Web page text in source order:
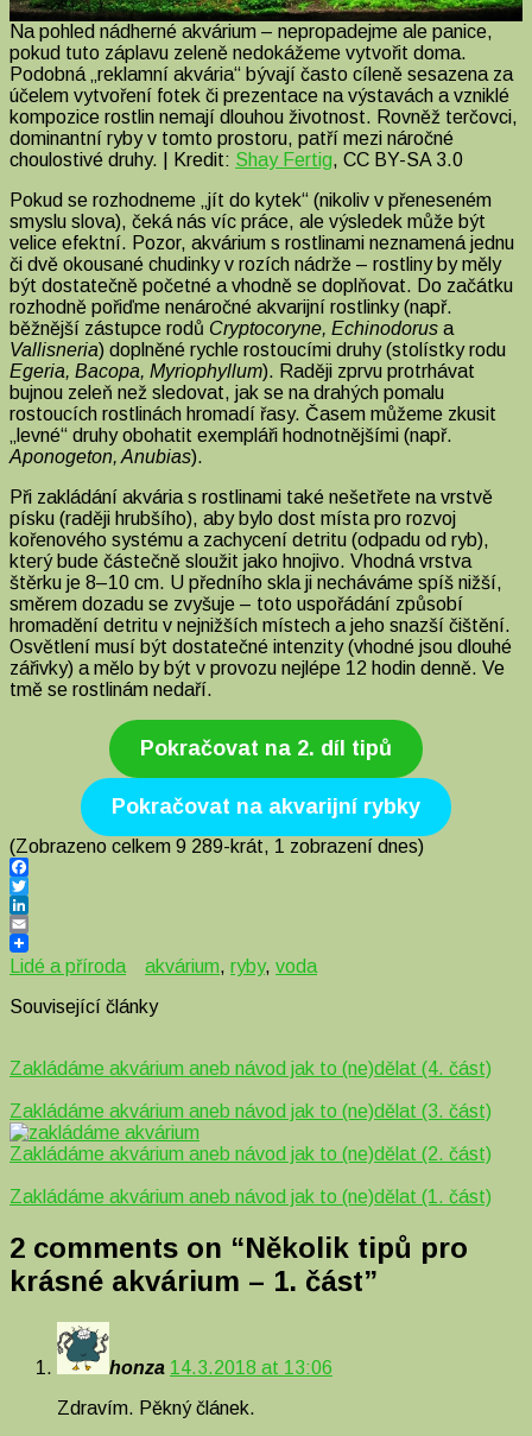
Na pohled nádherné akvárium – nepropadejme ale panice,
pokud tuto záplavu zeleně nedokážeme vytvořit doma.
Podobná „reklamní akvária“ bývají často cíleně sesazena za
účelem vytvoření fotek či prezentace na výstavách a vzniklé
kompozice rostlin nemají dlouhou životnost. Rovněž terčovci,
dominantní ryby v tomto prostoru, patří mezi náročné
choulostivé druhy. | Kredit: Shay Fertig, CC BY-SA 3.0
Pokud se rozhodneme „jít do kytek“ (nikoliv v přeneseném
smyslu slova), čeká nás víc práce, ale výsledek může být
velice efektní. Pozor, akvárium s rostlinami neznamená jednu
či dvě okousané chudinky v rozích nádrže – rostliny by měly
být dostatečně početné a vhodně se doplňovat. Do začátku
rozhodně pořiďme nenáročné akvarijní rostlinky (např.
běžnější zástupce rodů Cryptocoryne, Echinodorus a
Vallisneria) doplněné rychle rostoucími druhy (stolístky rodu
Egeria, Bacopa, Myriophyllum). Raději zprvu protrhávat
bujnou zeleň než sledovat, jak se na drahých pomalu
rostoucích rostlinách hromadí řasy. Časem můžeme zkusit
„levné“ druhy obohatit exempláři hodnotnějšími (např.
Aponogeton, Anubias).
Při zakládání akvária s rostlinami také nešetřete na vrstvě
písku (raději hrubšího), aby bylo dost místa pro rozvoj
kořenového systému a zachycení detritu (odpadu od ryb),
který bude částečně sloužit jako hnojivo. Vhodná vrstva
štěrku je 8–10 cm. U předního skla ji necháváme spíš nižší,
směrem dozadu se zvyšuje – toto uspořádání způsobí
hromadění detritu v nejnižších místech a jeho snazší čištění.
Osvětlení musí být dostatečné intenzity (vhodné jsou dlouhé
zářivky) a mělo by být v provozu nejlépe 12 hodin denně. Ve
tmě se rostlinám nedaří.
Pokračovat na 2. díl tipů
Pokračovat na akvarijní rybky
(Zobrazeno celkem 9 289-krát, 1 zobrazení dnes)
Facebook
Twitter
LinkedIn
Email
Lidé a příroda
akvárium, ryby, voda
Související články
Zakládáme akvárium aneb návod jak to (ne)dělat (4. část)
Zakládáme akvárium aneb návod jak to (ne)dělat (3. část)
Zakládáme akvárium aneb návod jak to (ne)dělat (2. část)
Zakládáme akvárium aneb návod jak to (ne)dělat (1. část)
2 comments on “Několik tipů pro
krásné akvárium – 1. část”
honza 14.3.2018 at 13:06
Zdravím. Pěkný článek.